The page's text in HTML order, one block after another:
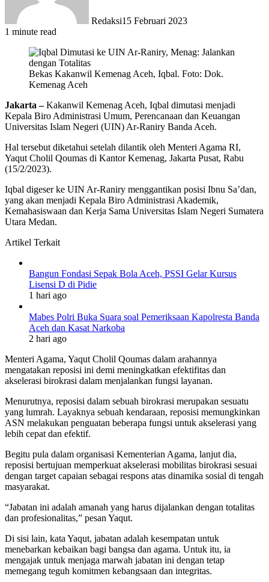
Redaksi15 Februari 2023
1 minute read
Bekas Kakanwil Kemenag Aceh, Iqbal. Foto: Dok.
Kemenag Aceh
Jakarta –Kakanwil Kemenag Aceh, Iqbal dimutasi menjadi
Kepala Biro Administrasi Umum, Perencanaan dan Keuangan
Universitas Islam Negeri (UIN) Ar-Raniry Banda Aceh.
Hal tersebut diketahui setelah dilantik oleh Menteri Agama RI,
Yaqut Cholil Qoumas di Kantor Kemenag, Jakarta Pusat, Rabu
(15/2/2023).
Iqbal digeser ke UIN Ar-Raniry menggantikan posisi Ibnu Sa’dan,
yang akan menjadi Kepala Biro Administrasi Akademik,
Kemahasiswaan dan Kerja Sama Universitas Islam Negeri Sumatera
Utara Medan.
Artikel Terkait
Bangun Fondasi Sepak Bola Aceh, PSSI Gelar Kursus
Lisensi D di Pidie
1 hari ago
Mabes Polri Buka Suara soal Pemeriksaan Kapolresta Banda
Aceh dan Kasat Narkoba
2 hari ago
Menteri Agama, Yaqut Cholil Qoumas dalam arahannya
mengatakan reposisi ini demi meningkatkan efektifitas dan
akselerasi birokrasi dalam menjalankan fungsi layanan.
Menurutnya, reposisi dalam sebuah birokrasi merupakan sesuatu
yang lumrah. Layaknya sebuah kendaraan, reposisi memungkinkan
ASN melakukan penguatan beberapa fungsi untuk akselerasi yang
lebih cepat dan efektif.
Begitu pula dalam organisasi Kementerian Agama, lanjut dia,
reposisi bertujuan memperkuat akselerasi mobilitas birokrasi sesuai
dengan target capaian sebagai respons atas dinamika sosial di tengah
masyarakat.
“Jabatan ini adalah amanah yang harus dijalankan dengan totalitas
dan profesionalitas,” pesan Yaqut.
Di sisi lain, kata Yaqut, jabatan adalah kesempatan untuk
menebarkan kebaikan bagi bangsa dan agama. Untuk itu, ia
mengajak untuk menjaga marwah jabatan ini dengan tetap
memegang teguh komitmen kebangsaan dan integritas.